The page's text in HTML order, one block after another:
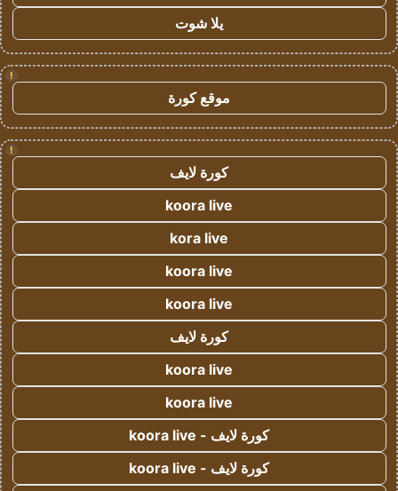
يلا شوت
!
موقع كورة
!
كورة لايف
koora live
kora live
koora live
koora live
كورة لايف
koora live
koora live
كورة لايف - koora live
كورة لايف - koora live